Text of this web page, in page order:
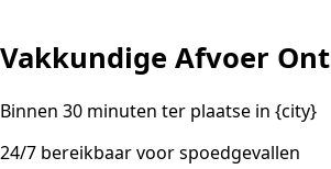
Vakkundige Afvoer
Binnen 30 minuten ter plaatse in {city}
24/7 bereikbaar voor spoedgevallen